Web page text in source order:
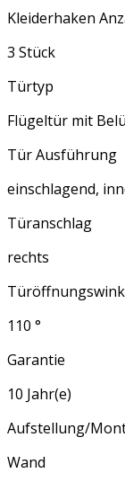
Kleiderhaken
3 Stück
Türtyp
Flügeltür mit
Tür Ausführung
einschlagend,
Türanschlag
rechts
110 °
Garantie
10 Jahr(e)
Aufstellung/
Wand